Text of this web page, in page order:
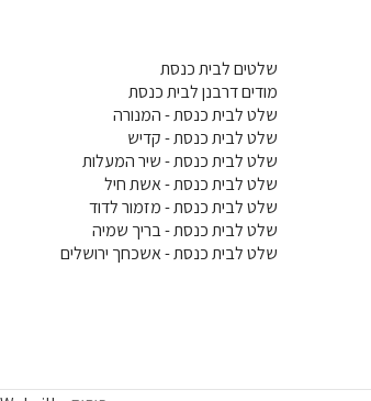
שלטים לבית כנסת
מודים דרבנן לבית כנסת
שלט לבית כנסת - המנורה
שלט לבית כנסת - קדיש
שלט לבית כנסת - שיר המעלות
שלט לבית כנסת - אשת חיל
שלט לבית כנסת - מזמור לדוד
שלט לבית כנסת - בריך שמיה
שלט לבית כנסת - אשכחך ירושלים